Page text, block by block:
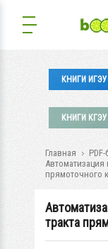
КНИГИ ИГЭУ
КНИГИ КГЭУ
Главная
Автоматизация
прямоточного
тракта